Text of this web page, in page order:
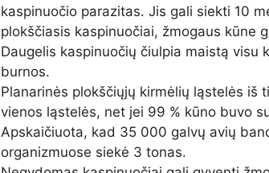
kaspinuočio parazitas. Jis gali siekti 10
plokščiasis kaspinuočiai, žmogaus kūne
Daugelis kaspinuočių čiulpia maistą visu
burnos.
Planarinės plokščiųjų kirmėlių ląstelės iš
vienos ląstelės, net jei 99 % kūno buvo
Apskaičiuota, kad 35 000 galvų avių
organizmuose siekė 3 tonas.